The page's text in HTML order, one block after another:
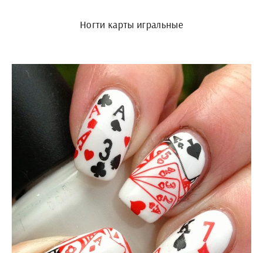
Ногти карты игральные